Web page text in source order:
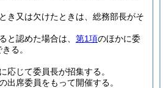
き又は欠けたときは、総務部長がそ
と認めた場合は、 第1項のほかに委
る。
応じて委員長が招集する。
出席委員をもって開催する。